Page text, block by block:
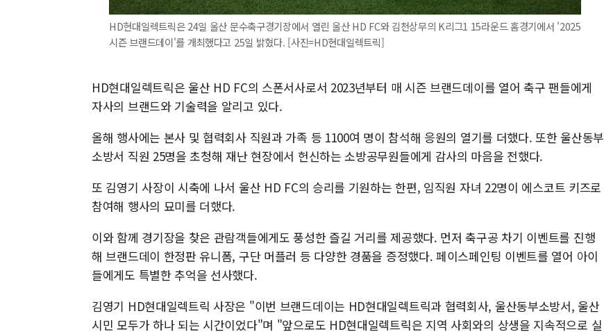
HD현대일렉트릭은 24일 울산 문수축구경기장에서 열린 울산 HD FC와 김천상무의 K리그1 15라운드 홈경기에서 '2025
시즌 브랜드데이'를 개최했다고 25일 밝혔다. [사진=HD현대일렉트릭]
HD현대일렉트릭은 울산 HD FC의 스폰서사로서 2023년부터 매 시즌 브랜드데이를 열어 축구 팬들에게
자사의 브랜드와 기술력을 알리고 있다.
올해 행사에는 본사 및 협력회사 직원과 가족 등 1100여 명이 참석해 응원의 열기를 더했다. 또한 울산동부
소방서 직원 25명을 초청해 재난 현장에서 헌신하는 소방공무원들에게 감사의 마음을 전했다.
또 김영기 사장이 시축에 나서 울산 HD FC의 승리를 기원하는 한편, 임직원 자녀 22명이 에스코트 키즈로
참여해 행사의 묘미를 더했다.
이와 함께 경기장을 찾은 관람객들에게도 풍성한 즐길 거리를 제공했다. 먼저 축구공 차기 이벤트를 진행
해 브랜드데이 한정판 유니폼, 구단 머플러 등 다양한 경품을 증정했다. 페이스페인팅 이벤트를 열어 아이
들에게도 특별한 추억을 선사했다.
김영기 HD현대일렉트릭 사장은 "이번 브랜드데이는 HD현대일렉트릭과 협력회사, 울산동부소방서, 울산
시민 모두가 하나 되는 시간이었다"며 "앞으로도 HD현대일렉트릭은 지역 사회와의 상생을 지속적으로 실